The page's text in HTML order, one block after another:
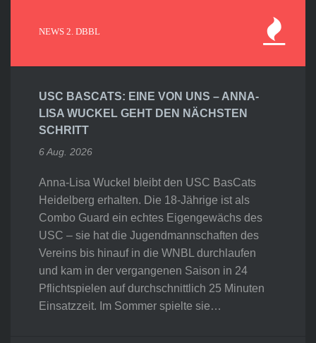
NEWS 2. DBBL
USC BASCATS: EINE VON UNS – ANNA-
LISA WUCKEL GEHT DEN NÄCHSTEN
SCHRITT
6 Aug. 2026
Anna-Lisa Wuckel bleibt den USC BasCats
Heidelberg erhalten. Die 18-Jährige ist als
Combo Guard ein echtes Eigengewächs des
USC – sie hat die Jugendmannschaften des
Vereins bis hinauf in die WNBL durchlaufen
und kam in der vergangenen Saison in 24
Pflichtspielen auf durchschnittlich 25 Minuten
Einsatzzeit. Im Sommer spielte sie…